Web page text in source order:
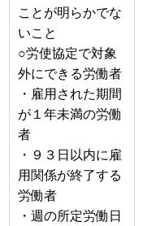
ことが明らかでな
いこと
○労使協定で対象
外にできる労働者
・雇用された期間
が１年未満の労働
者
・９３日以内に雇
用関係が終了する
労働者
・週の所定労働日